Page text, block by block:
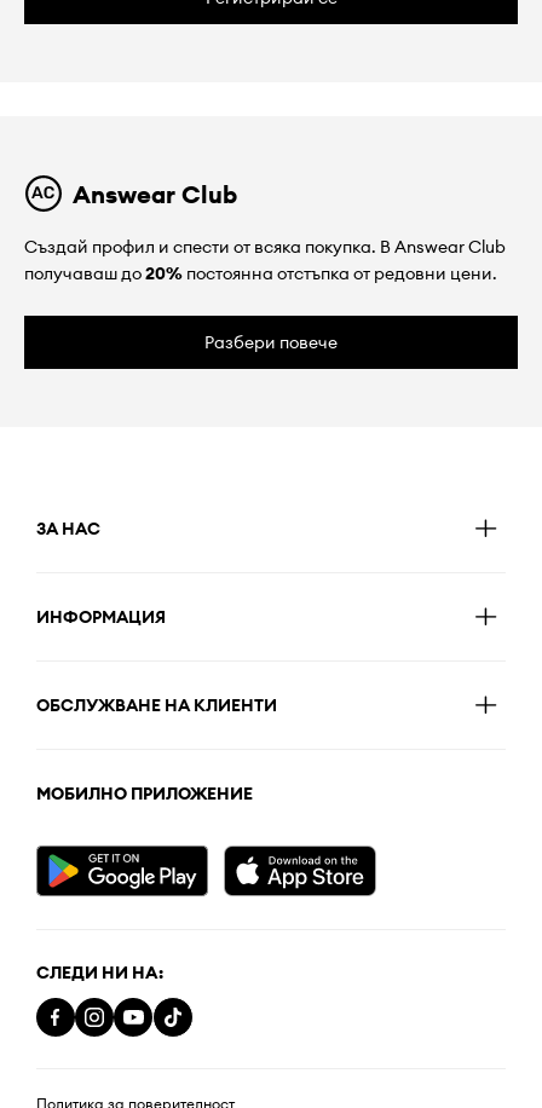
Answear Club
Създай профил и спести от всяка покупка. В Answear Club
получаваш до20% постоянна отстъпка от редовни цени.
Разбери повече
ЗА НАС
ИНФОРМАЦИЯ
ОБСЛУЖВАНЕ НА КЛИЕНТИ
МОБИЛНО ПРИЛОЖЕНИЕ
СЛЕДИ НИ НА:
Политика за поверителност